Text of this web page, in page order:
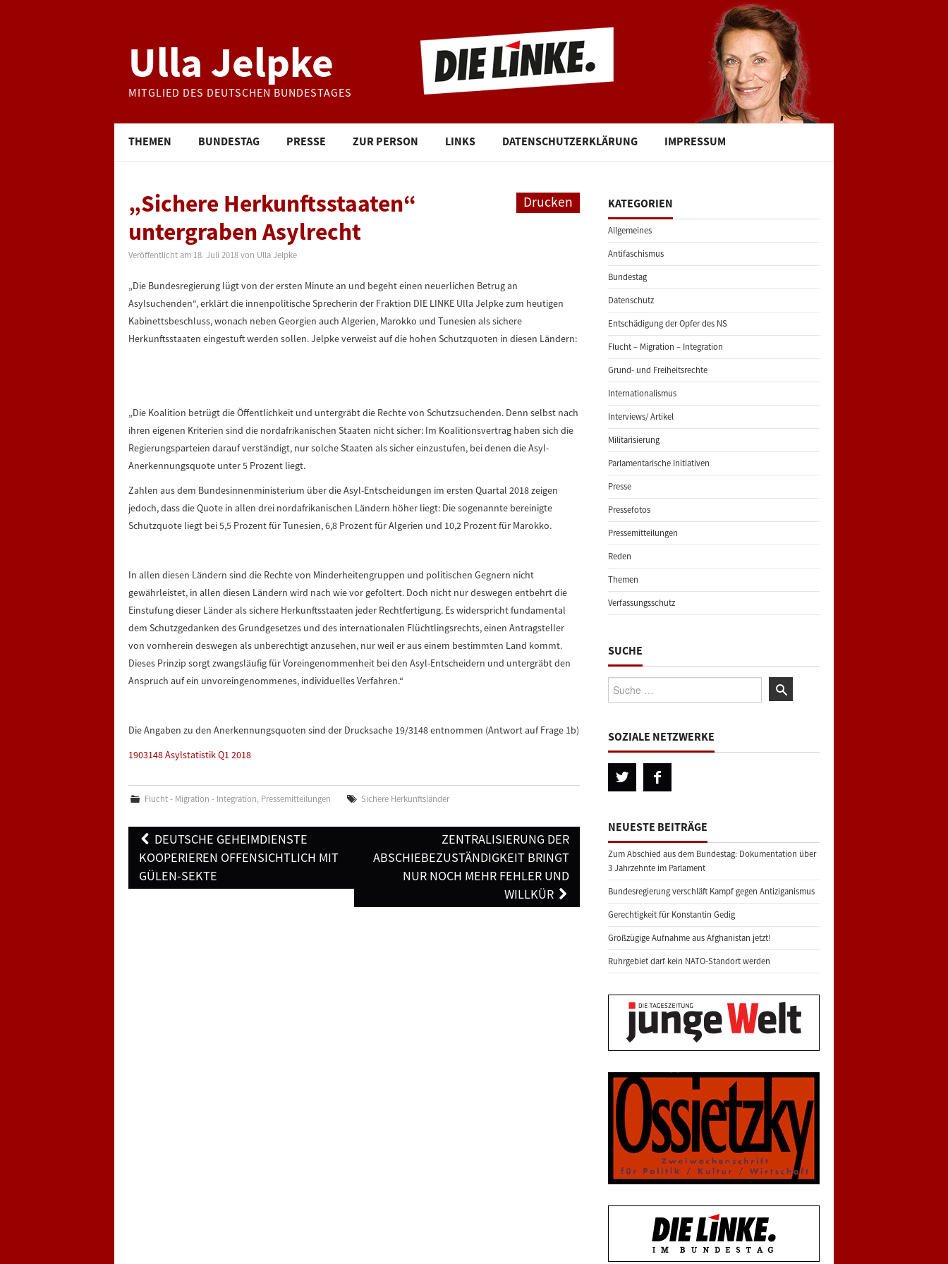
Ulla Jelpke
MITGLIED DES DEUTSCHEN BUNDESTAGES
THEMEN BUNDESTAG PRESSE ZUR PERSON LINKS DATENSCHUTZERKLÄRUNG IMPRESSUM
Drucken
„Sichere Herkunftsstaaten“
untergraben Asylrecht
Veröffentlicht am 18. Juli 2018 von Ulla Jelpke
„Die Bundesregierung lügt von der ersten Minute an und begeht einen neuerlichen Betrug an
Asylsuchenden“, erklärt die innenpolitische Sprecherin der Fraktion DIE LINKE Ulla Jelpke zum heutigen
Kabinettsbeschluss, wonach neben Georgien auch Algerien, Marokko und Tunesien als sichere
Herkunftsstaaten eingestuft werden sollen. Jelpke verweist auf die hohen Schutzquoten in diesen Ländern:
„Die Koalition betrügt die Öffentlichkeit und untergräbt die Rechte von Schutzsuchenden. Denn selbst nach
ihren eigenen Kriterien sind die nordafrikanischen Staaten nicht sicher: Im Koalitionsvertrag haben sich die
Regierungsparteien darauf verständigt, nur solche Staaten als sicher einzustufen, bei denen die Asyl-
Anerkennungsquote unter 5 Prozent liegt.
Zahlen aus dem Bundesinnenministerium über die Asyl-Entscheidungen im ersten Quartal 2018 zeigen
jedoch, dass die Quote in allen drei nordafrikanischen Ländern höher liegt: Die sogenannte bereinigte
Schutzquote liegt bei 5,5 Prozent für Tunesien, 6,8 Prozent für Algerien und 10,2 Prozent für Marokko.
In allen diesen Ländern sind die Rechte von Minderheitengruppen und politischen Gegnern nicht
gewährleistet, in allen diesen Ländern wird nach wie vor gefoltert. Doch nicht nur deswegen entbehrt die
Einstufung dieser Länder als sichere Herkunftsstaaten jeder Rechtfertigung. Es widerspricht fundamental
dem Schutzgedanken des Grundgesetzes und des internationalen Flüchtlingsrechts, einen Antragsteller
von vornherein deswegen als unberechtigt anzusehen, nur weil er aus einem bestimmten Land kommt.
Dieses Prinzip sorgt zwangsläufig für Voreingenommenheit bei den Asyl-Entscheidern und untergräbt den
Anspruch auf ein unvoreingenommenes, individuelles Verfahren.“
Die Angaben zu den Anerkennungsquoten sind der Drucksache 19/3148 entnommen (Antwort auf Frage 1b)
1903148 Asylstatistik Q1 2018
Flucht - Migration - Integration, Pressemitteilungen Sichere Herkunftsländer
Post
navigation
DEUTSCHE GEHEIMDIENSTE
KOOPERIEREN OFFENSICHTLICH MIT
GÜLEN-SEKTE
ZENTRALISIERUNG DER
ABSCHIEBEZUSTÄNDIGKEIT BRINGT
NUR NOCH MEHR FEHLER UND
WILLKÜR
KATEGORIEN
Allgemeines
Antifaschismus
Bundestag
Datenschutz
Entschädigung der Opfer des NS
Flucht – Migration – Integration
Grund- und Freiheitsrechte
Internationalismus
Interviews/ Artikel
Militarisierung
Parlamentarische Initiativen
Presse
Pressefotos
Pressemitteilungen
Reden
Themen
Verfassungsschutz
SUCHE
Suche:
SOZIALE NETZWERKE
NEUESTE BEITRÄGE
Zum Abschied aus dem Bundestag: Dokumentation über
3 Jahrzehnte im Parlament
Bundesregierung verschläft Kampf gegen Antiziganismus
Gerechtigkeit für Konstantin Gedig
Großzügige Aufnahme aus Afghanistan jetzt!
Ruhrgebiet darf kein NATO-Standort werden